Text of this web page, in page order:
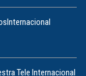
Internacional
Tele Internacional